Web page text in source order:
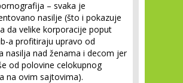
– svaka je
nasilje (što i pokazuje
da velike korporacije poput
a profitiraju upravo od
nasilja nad ženama i decom jer
od polovine celokupnog
na ovim sajtovima).